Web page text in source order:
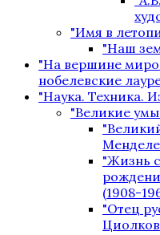
"Имя в
"Наш
"На вершине
нобелевские
"Наука. Техника.
"Великие
"Жизнь
(1908-
"Отец